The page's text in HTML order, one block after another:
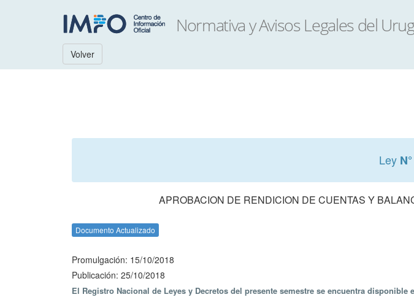
Volver
Ley
APROBACION DE RENDICION DE CUENTAS Y
Documento Actualizado
Promulgación: 15/10/2018
Publicación: 25/10/2018
El Registro Nacional de Leyes y Decretos del presente semestre se encuentra disponible